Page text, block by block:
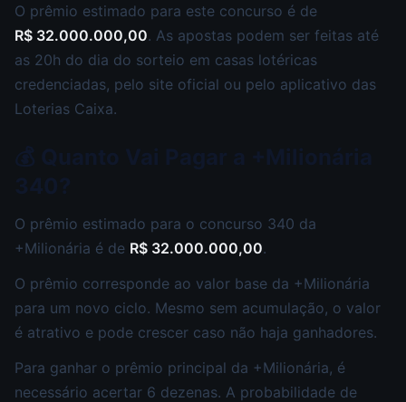
O prêmio estimado para este concurso é de
R$ 32.000.000,00. As apostas podem ser feitas até
as 20h do dia do sorteio em casas lotéricas
credenciadas, pelo site oficial ou pelo aplicativo das
Loterias Caixa.
O prêmio estimado para o concurso 340 da
+Milionária é de R$ 32.000.000,00.
O prêmio corresponde ao valor base da +Milionária
para um novo ciclo. Mesmo sem acumulação, o valor
é atrativo e pode crescer caso não haja ganhadores.
Para ganhar o prêmio principal da +Milionária, é
necessário acertar 6 dezenas. A probabilidade de